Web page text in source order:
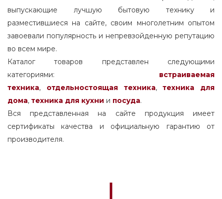
выпускающие лучшую бытовую технику и
разместившиеся на сайте, своим многолетним опытом
завоевали популярность и непревзойденную репутацию
во всем мире.
Каталог товаров представлен следующими
категориями: встраиваемая
техника, отдельностоящаятехника,
техника для
дома, техника для кухни и посуда.
Вся представленная на сайте продукция имеет
сертификаты качества и официальную гарантию от
производителя.